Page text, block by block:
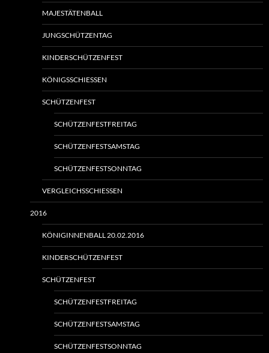
MAJESTÄTENBALL
JUNGSCHÜTZENTAG
KINDERSCHÜTZENFEST
KÖNIGSSCHIESSEN
SCHÜTZENFEST
SCHÜTZENFESTFREITAG
SCHÜTZENFESTSAMSTAG
SCHÜTZENFESTSONNTAG
VERGLEICHSSCHIESSEN
2016
KÖNIGINNENBALL 20.02.2016
KINDERSCHÜTZENFEST
SCHÜTZENFEST
SCHÜTZENFESTFREITAG
SCHÜTZENFESTSAMSTAG
SCHÜTZENFESTSONNTAG